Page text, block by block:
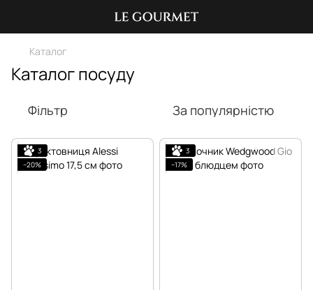
Каталог
Каталог посуду
Фільтр За популярністю
3
−20%
3
−17%